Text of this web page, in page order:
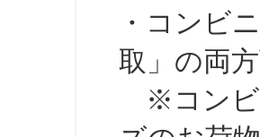
・コンビニ
取」の両
※コンビニ